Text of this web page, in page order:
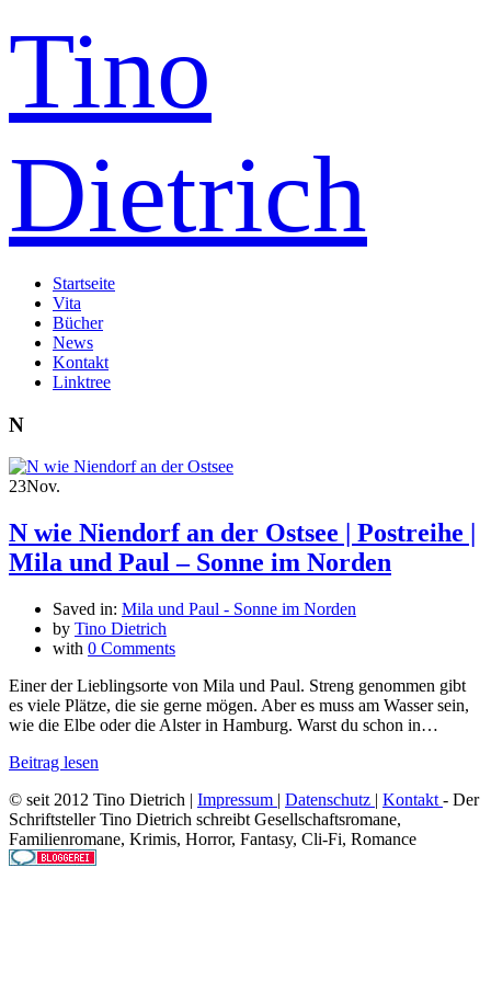
Tino
Dietrich
Startseite
Vita
Bücher
News
Kontakt
Linktree
N
23Nov.
N wie Niendorf an der Ostsee | Postreihe |
Mila und Paul – Sonne im Norden
Saved in: Mila und Paul - Sonne im Norden
by Tino Dietrich
with 0 Comments
Einer der Lieblingsorte von Mila und Paul. Streng genommen gibt
es viele Plätze, die sie gerne mögen. Aber es muss am Wasser sein,
wie die Elbe oder die Alster in Hamburg. Warst du schon in…
Beitrag lesen
© seit 2012 Tino Dietrich | Impressum | Datenschutz | Kontakt - Der
Schriftsteller Tino Dietrich schreibt Gesellschaftsromane,
Familienromane, Krimis, Horror, Fantasy, Cli-Fi, Romance